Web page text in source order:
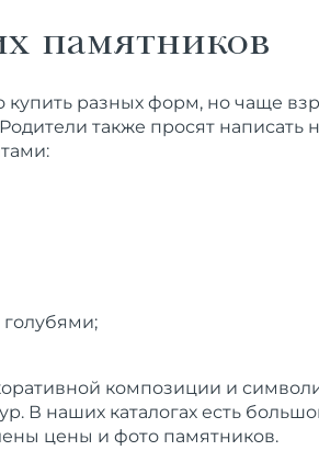
памятников
купить разных форм, но чаще
также просят
композиции и
В наших каталогах есть
цены и фото памятников.